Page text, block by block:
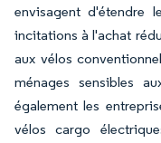
envisagent d'étendre
incitations à l'achat
aux vélos
ménages sensibles
également les
vélos cargo